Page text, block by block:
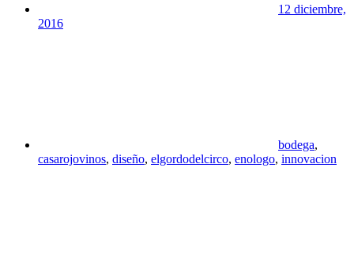
12 diciembre,
2016
bodega,
casarojovinos, diseño, elgordodelcirco, enologo, innovacion